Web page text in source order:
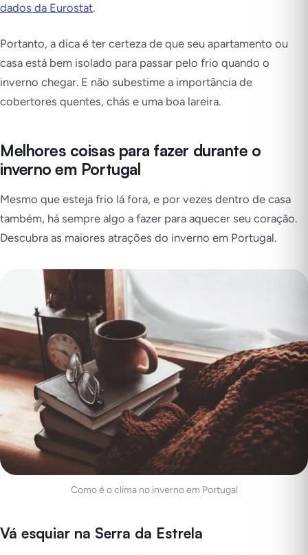
dados da Eurostat.
Portanto, a dica é ter certeza de que seu apartamento ou
casa está bem isolado para passar pelo frio quando o
inverno chegar. E não subestime a importância de
cobertores quentes, chás e uma boa lareira.
Melhores coisas para fazer durante o
inverno em Portugal
Mesmo que esteja frio lá fora, e por vezes dentro de casa
também, há sempre algo a fazer para aquecer seu coração.
Descubra as maiores atrações do inverno em Portugal.
Como é o clima no inverno em Portugal
Vá esquiar na Serra da Estrela